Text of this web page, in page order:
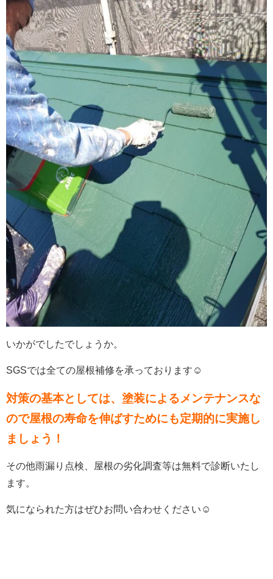
いかがでしたでしょうか。
SGSでは全ての屋根補修を承っております☺
対策の基本としては、塗装によるメンテナンスな
ので屋根の寿命を伸ばすためにも定期的に実施し
ましょう！
その他雨漏り点検、屋根の劣化調査等は無料で診断いたし
ます。
気になられた方はぜひお問い合わせください☺